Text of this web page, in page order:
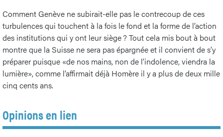
Comment Genève ne subirait-elle pas le contrecoup de ces
turbulences qui touchent à la fois le fond et la forme de l’action
des institutions qui y ont leur siège ? Tout cela mis bout à bout
montre que la Suisse ne sera pas épargnée et il convient de s’y
préparer puisque «de nos mains, non de l’indolence, viendra la
lumière», comme l’affirmait déjà Homère il y a plus de deux mille
cinq cents ans.
Opinions en lien